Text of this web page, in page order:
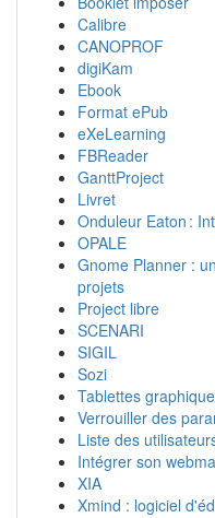
Calibre
CANOPROF
digiKam
Ebook
Format ePub
eXeLearning
FBReader
GanttProject
Livret
Onduleur Eaton :
OPALE
Gnome Planner :
projets
Project libre
SCENARI
SIGIL
Sozi
Tablettes
Verrouiller des
Liste des
Intégrer son
XIA
Xmind : logiciel